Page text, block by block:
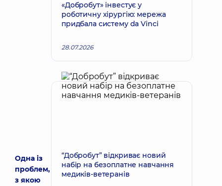
Одна із
проблем,
з якою
«Добробут» інвестує у
роботичну хірургію: мережа
придбала систему da Vinci
28.07.2026
“Добробут” відкриває новий
набір на безоплатне навчання
медиків-ветеранів